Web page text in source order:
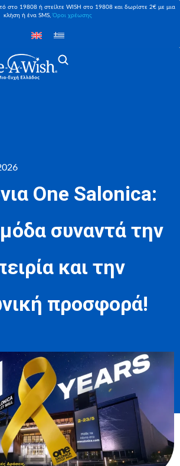
στο 19808 ή στείλτε WISH στο 19808 και δωρίστε 2€ με μια
κλήση ή ένα SMS,Όροι χρέωσης
One Salonica:
συναντά την
και την
προσφορά!